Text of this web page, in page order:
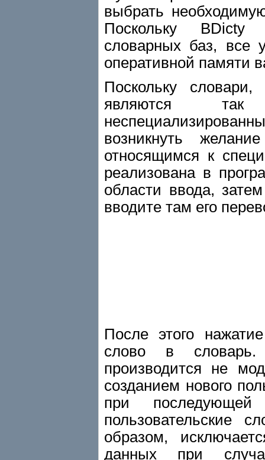
выбрать
Поскольку BDicty
словарных баз, все
оперативной памяти
Поскольку
являются
возникнуть
относящимся к
реализована в
области ввода,
вводите там его
После этого
слово в словарь.
производится не
созданием нового
при
пользовательские
образом,
данных при